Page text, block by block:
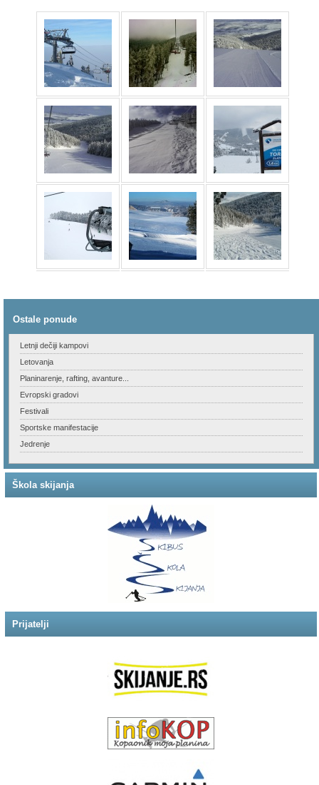
Ostale ponude
Letnji dečiji kampovi
Letovanja
Planinarenje, rafting, avanture...
Evropski gradovi
Festivali
Sportske manifestacije
Jedrenje
Škola skijanja
Prijatelji